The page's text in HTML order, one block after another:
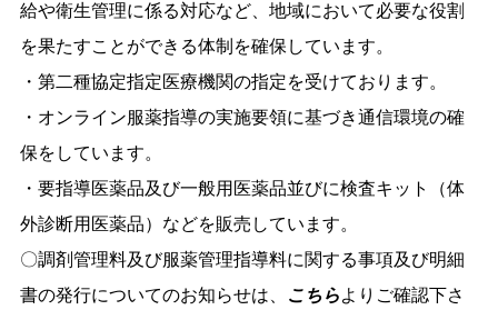
給や衛生管理に係る対応など、地域において必要な役割
を果たすことができる体制を確保しています。
・第二種協定指定医療機関の指定を受けております。
・オンライン服薬指導の実施要領に基づき通信環境の確
保をしています。
・要指導医薬品及び一般用医薬品並びに検査キット（体
外診断用医薬品）などを販売しています。
〇調剤管理料及び服薬管理指導料に関する事項及び明細
書の発行についてのお知らせは、
こちらよりご確認下さ